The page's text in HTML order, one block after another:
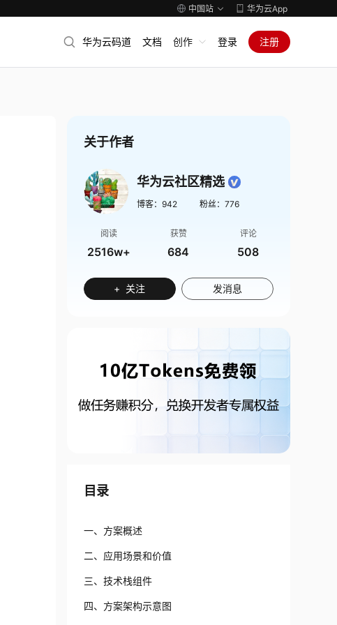
中国站 华为云App
华为云码道 文档 创作 登录 注册
关于作者
华为云社区精选
博客： 942 粉丝： 776
阅读
2516w+
获赞
684
评论
508
+ 关注 发消息
目录
一、方案概述
二、应用场景和价值
三、技术栈组件
四、方案架构示意图